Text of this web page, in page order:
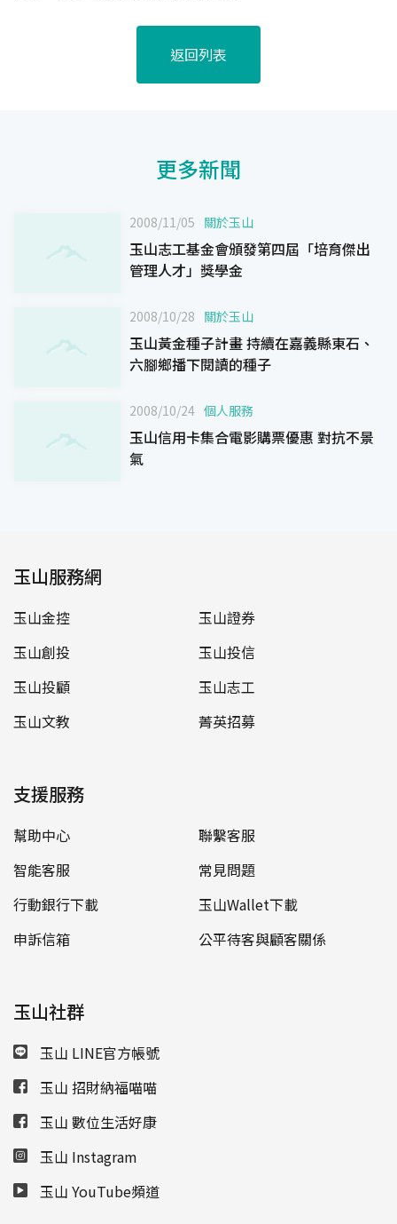
返回列表
更多新聞
2008/11/05 關於玉山
玉山志工基金會頒發第四屆「培育傑出
管理人才」獎學金
2008/10/28 關於玉山
玉山黃金種子計畫 持續在嘉義縣東石、
六腳鄉播下閱讀的種子
2008/10/24 個人服務
玉山信用卡集合電影購票優惠 對抗不景
氣
玉山服務網
玉山金控
玉山證券
玉山創投
玉山投信
玉山投顧
玉山志工
玉山文教
菁英招募
支援服務
幫助中心
聯繫客服
智能客服
常見問題
行動銀行下載
玉山Wallet下載
申訴信箱
公平待客與顧客關係
玉山社群
玉山 LINE官方帳號
玉山 招財納福喵喵
玉山 數位生活好康
玉山 Instagram
玉山 YouTube頻道